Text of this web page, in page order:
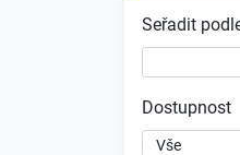
Seřadit
Dostupnost